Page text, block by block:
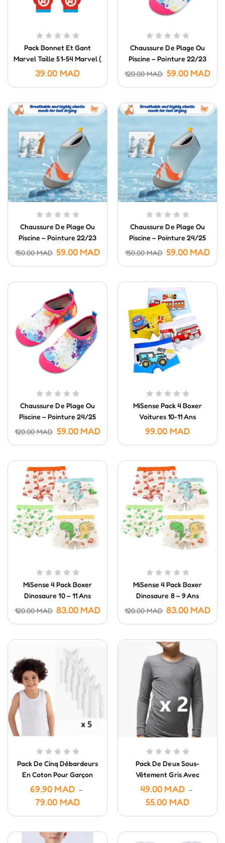
Pack Bonnet Et Gant
Marvel Taille 51-54 Marvel (
3-6 Ans)
39.00 MAD
Chaussure De Plage Ou
Piscine – Pointure 22/23
120.00MAD 59.00 MAD
Chaussure De Plage Ou
Piscine – Pointure 22/23
150.00MAD 59.00 MAD
Chaussure De Plage Ou
Piscine – Pointure 24/25
150.00MAD 59.00 MAD
Chaussure De Plage Ou
Piscine – Pointure 24/25
120.00MAD 59.00 MAD
MiSense Pack 4 Boxer
Voitures 10-11 Ans
99.00 MAD
MiSense 4 Pack Boxer
Dinosaure 10 – 11 Ans
120.00MAD 83.00 MAD
MiSense 4 Pack Boxer
Dinosaure 8 – 9 Ans
120.00MAD 83.00 MAD
Pack De Cinq Débardeurs
En Coton Pour Garçon
69.90 MAD –
79.00 MAD
Pack De Deux Sous-
Vêtement Gris Avec
Manches En Coton Pour
49.00 MAD –
55.00 MAD